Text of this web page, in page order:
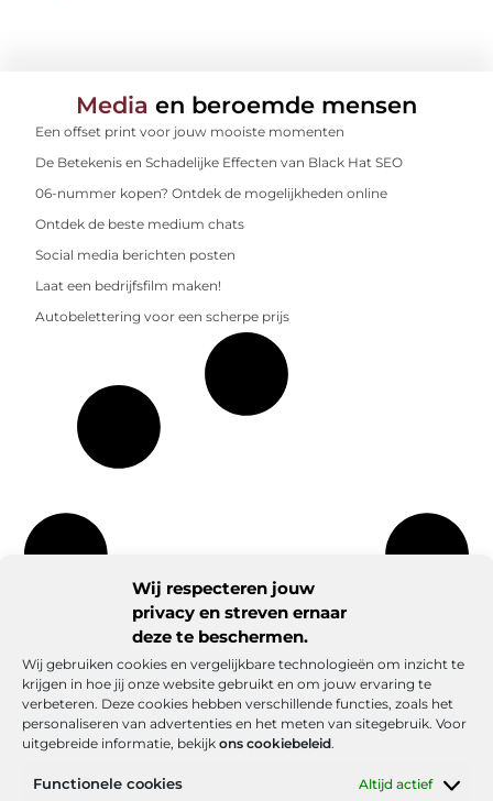
Wij respecteren jouw
privacy en streven ernaar
deze te beschermen.
Wij gebruiken cookies en vergelijkbare technologieën om inzicht te
krijgen in hoe jij onze website gebruikt en om jouw ervaring te
verbeteren. Deze cookies hebben verschillende functies, zoals het
personaliseren van advertenties en het meten van sitegebruik. Voor
uitgebreide informatie, bekijk ons cookiebeleid.
Functionele cookies Altijd actief
Media en beroemde mensen
Een offset print voor jouw mooiste momenten
De Betekenis en Schadelijke Effecten van Black Hat SEO
06-nummer kopen? Ontdek de mogelijkheden online
Ontdek de beste medium chats
Social media berichten posten
Laat een bedrijfsfilm maken!
Autobelettering voor een scherpe prijs